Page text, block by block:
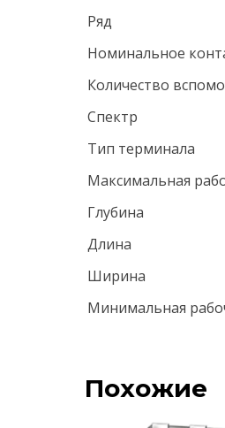
Ряд
Номинальное
Количество
Спектр
Тип терминала
Максимальная
Глубина
Длина
Ширина
Минимальная
Похожие